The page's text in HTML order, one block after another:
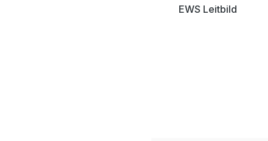
EWS Leitbild